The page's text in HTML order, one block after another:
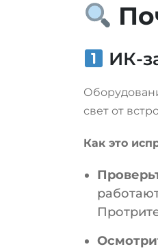
ИК-
свет от
Как это